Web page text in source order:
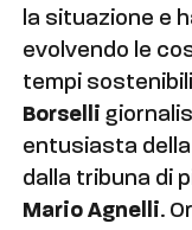
la situazione e
evolvendo le
tempi
Borselli
entusiasta
dalla tribuna di
Mario Agnelli.